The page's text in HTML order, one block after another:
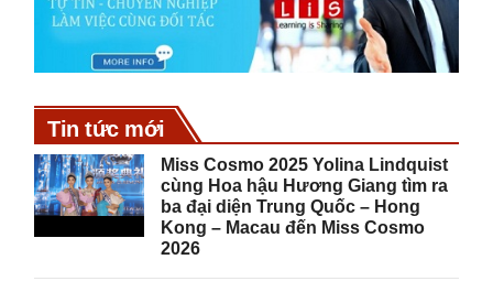
Tin tức mới
Miss Cosmo 2025 Yolina Lindquist
cùng Hoa hậu Hương Giang tìm ra
ba đại diện Trung Quốc – Hong
Kong – Macau đến Miss Cosmo
2026